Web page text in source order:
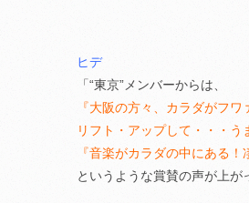
ヒデ
「“東京”メンバーからは、
『大阪の方々、カラダがフワ
リフト・アップして・・・う
『音楽がカラダの中にある！
というような賞賛の声が上が